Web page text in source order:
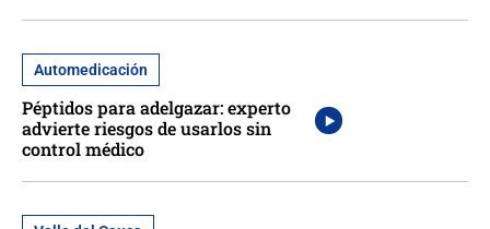
Automedicación
Péptidos para adelgazar: experto
advierte riesgos de usarlos sin
control médico